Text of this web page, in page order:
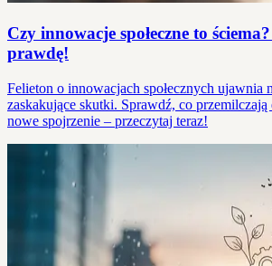
Czy innowacje społeczne to
prawdę!
Felieton o innowacjach społecznych ujawnia
zaskakujące skutki. Sprawdź, co
nowe spojrzenie – przeczytaj teraz!